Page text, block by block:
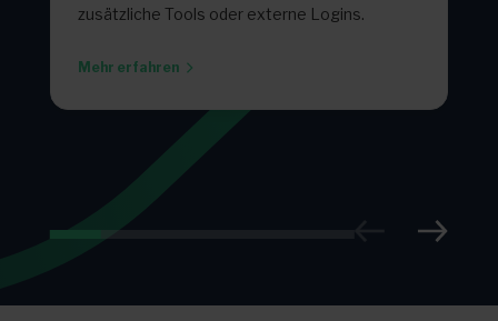
zusätzliche Tools oder externe Logins.
Mehr erfahren